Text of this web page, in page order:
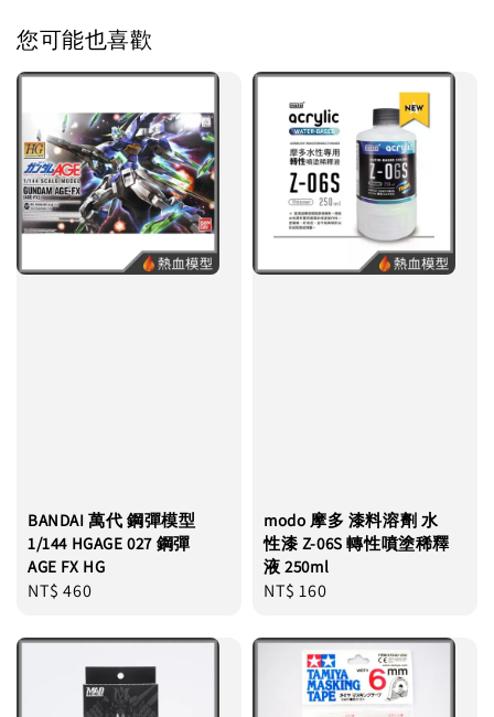
您可能也喜歡
BANDAI 萬代 鋼彈模型
1/144 HGAGE 027 鋼彈
AGE FX HG
Regular
NT$ 460
modo 摩多 漆料溶劑 水
性漆 Z-06S 轉性噴塗稀釋
液 250ml
Regular
NT$ 160